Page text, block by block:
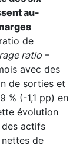
au-
de
ratio –
avec des
de sorties et
% (-1,1 pp) en
évolution
des actifs
de